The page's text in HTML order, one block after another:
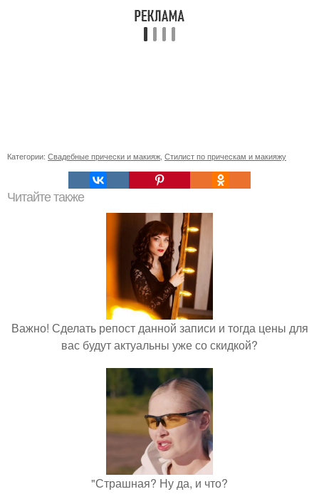
Категории: Свадебные прически и макияж Стилист по прическам и макияжу
Читайте также
Важно! Сделать репост данной записи и тогда цены для
вас будут актуальны уже со скидкой?
"Страшная? Ну да, и что?